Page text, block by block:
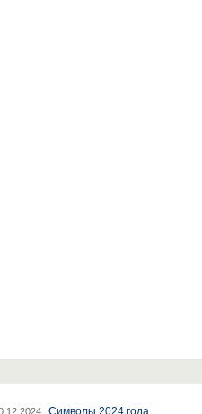
Символы 2024 года